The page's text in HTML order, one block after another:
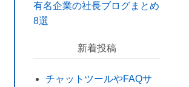
有名企業の社長ブログまとめ
8選
新着投稿
チャットツールやFAQサ